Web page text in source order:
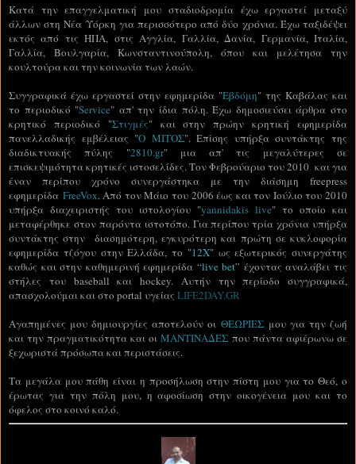
Κατά την επαγγελματική μου σταδιοδρομία έχω εργαστεί μεταξύ
άλλων στη Νέα Υόρκη για περισσότερο από δύο χρόνια. Έχω ταξιδέψει
εκτός από τις ΗΠΑ, στις Αγγλία, Γαλλία, Δανία, Γερμανία, Ιταλία,
Γαλλία, Βουλγαρία, Κωνσταντινούπολη, όπου και μελέτησα την
κουλτούρα και την κοινωνία των λαών.
Συγγραφικά έχω εργαστεί στην εφημερίδα "Εβδόμη" της Καβάλας και
το περιοδικό "Service" απ' την ίδια πόλη. Έχω δημοσιεύσει άρθρα στο
κρητικό περιοδικό "Στιγμές" και στην πρώην κρητική εφημερίδα
πανελλαδικής εμβέλειας "Ο ΜΙΤΟΣ". Επίσης υπήρξα συντάκτης της
διαδικτυακής πύλης "2810.gr" μια απ' τις μεγαλύτερες σε
επισκεψιμότητα κρητικές ιστοσελίδες. Τον Φεβρούαριο του 2010 και για
έναν περίπου χρόνο συνεργάστηκα με την διάσημη freepress
εφημερίδα FreeVox. Από τον Μάιο του 2006 έως και τον Ιούλιο του 2010
υπήρξα διαχειριστής του ιστολογίου "yannidakis live" το οποίο και
μεταφέρθηκε στον παρόντα ιστοτόπο. Για περίπου τρία χρόνια υπήρξα
συντάκτης στην διασημότερη, εγκυρότερη και πρώτη σε κυκλοφορία
εφημερίδα τζόγου στην Ελλάδα, το "12Χ" ως εξωτερικός συνεργάτης
καθώς και στην καθημερινή εφημερίδα “live bet” έχοντας αναλάβει τις
στήλες του baseball και hockey. Αυτήν την περίοδο συγγραφικά,
απασχολούμαι και στο portal υγείας LIFE2DAY.GR
Αγαπημένες μου δημιουργίες αποτελούν οι ΘΕΩΡΙΕΣ μου για την ζωή
και την πραγματικότητα και οι ΜΑΝΤΙΝΑΔΕΣ που πάντα αφιέρωνω σε
ξεχωριστά πρόσωπα και περιστάσεις.
Τα μεγάλα μου πάθη είναι η προσήλωση στην πίστη μου για το Θεό, ο
έρωτας για την πόλη μου, η αφοσίωση στην οικογένεια μου και το
όφελος στο κοινό καλό.